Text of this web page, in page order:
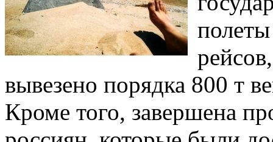
вывезено порядка 800 т
Кроме того, завершена